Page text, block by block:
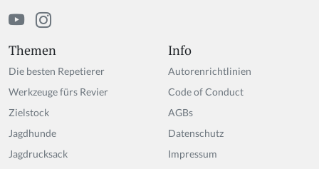
Themen
Die besten Repetierer
Werkzeuge fürs Revier
Zielstock
Jagdhunde
Jagdrucksack
Info
Autorenrichtlinien
Code of Conduct
AGBs
Datenschutz
Impressum